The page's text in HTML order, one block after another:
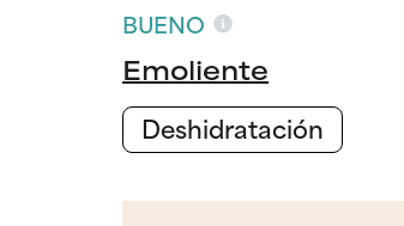
BUENO
Emoliente
Deshidratación